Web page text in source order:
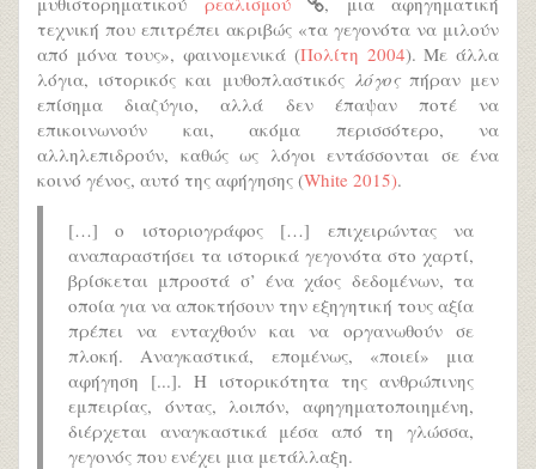
τεχνική που επιτρέπει ακριβώς «τα γεγονότα να μιλούν
από μόνα τους», φαινομενικά (Πολίτη 2004). Με άλλα
λόγια, ιστορικός και μυθοπλαστικός λόγοςπήραν μεν
επίσημα διαζύγιο, αλλά δεν έπαψαν ποτέ να
επικοινωνούν και, ακόμα περισσότερο, να
αλληλεπιδρούν, καθώς ως λόγοι εντάσσονται σε ένα
κοινό γένος, αυτό της αφήγησης (White 2015).
[…] o ιστοριογράφος […] επιχειρώντας να
αναπαραστήσει τα ιστορικά γεγονότα στο χαρτί,
βρίσκεται μπροστά σ’ ένα χάος δεδομένων, τα
οποία για να αποκτήσουν την εξηγητική τους αξία
πρέπει να ενταχθούν και να οργανωθούν σε
πλοκή. Αναγκαστικά, επομένως, «ποιεί» μια
αφήγηση [...]. Η ιστορικότητα της ανθρώπινης
εμπειρίας, όντας, λοιπόν, αφηγηματοποιημένη,
διέρχεται αναγκαστικά μέσα από τη γλώσσα,
γεγονός που ενέχει μια μετάλλαξη.